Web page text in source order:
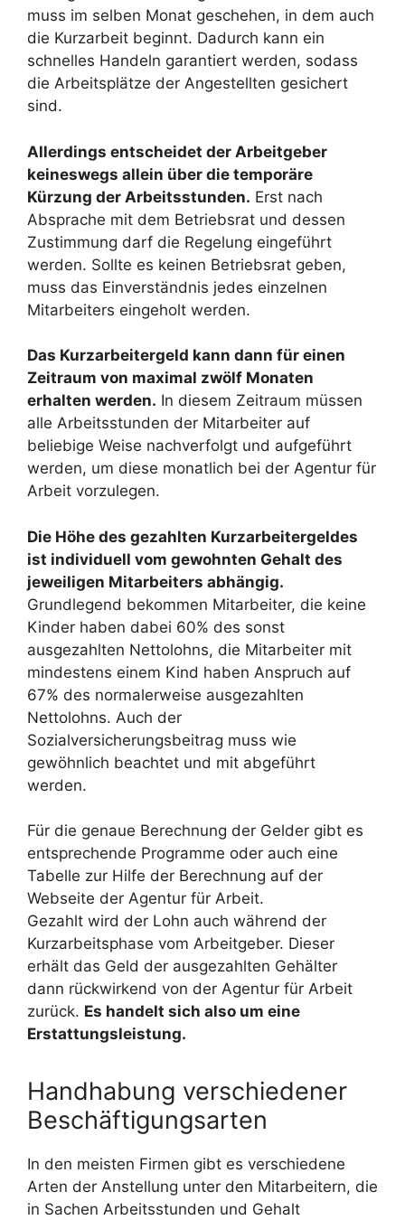
muss im selben Monat geschehen, in dem auch
die Kurzarbeit beginnt. Dadurch kann ein
schnelles Handeln garantiert werden, sodass
die Arbeitsplätze der Angestellten gesichert
sind.
Allerdings entscheidet der Arbeitgeber
keineswegs allein über die temporäre
Kürzung der Arbeitsstunden. Erst nach
Absprache mit dem Betriebsrat und dessen
Zustimmung darf die Regelung eingeführt
werden. Sollte es keinen Betriebsrat geben,
muss das Einverständnis jedes einzelnen
Mitarbeiters eingeholt werden.
Das Kurzarbeitergeld kann dann für einen
Zeitraum von maximal zwölf Monaten
erhalten werden. In diesem Zeitraum müssen
alle Arbeitsstunden der Mitarbeiter auf
beliebige Weise nachverfolgt und aufgeführt
werden, um diese monatlich bei der Agentur für
Arbeit vorzulegen.
Die Höhe des gezahlten Kurzarbeitergeldes
ist individuell vom gewohnten Gehalt des
jeweiligen Mitarbeiters abhängig.
Grundlegend bekommen Mitarbeiter, die keine
Kinder haben dabei 60% des sonst
ausgezahlten Nettolohns, die Mitarbeiter mit
mindestens einem Kind haben Anspruch auf
67% des normalerweise ausgezahlten
Nettolohns. Auch der
Sozialversicherungsbeitrag muss wie
gewöhnlich beachtet und mit abgeführt
werden.
Für die genaue Berechnung der Gelder gibt es
entsprechende Programme oder auch eine
Tabelle zur Hilfe der Berechnung auf der
Webseite der Agentur für Arbeit.
Gezahlt wird der Lohn auch während der
Kurzarbeitsphase vom Arbeitgeber. Dieser
erhält das Geld der ausgezahlten Gehälter
dann rückwirkend von der Agentur für Arbeit
zurück. Es handelt sich also um eine
Erstattungsleistung.
Handhabung verschiedener
Beschäftigungsarten
In den meisten Firmen gibt es verschiedene
Arten der Anstellung unter den Mitarbeitern, die
in Sachen Arbeitsstunden und Gehalt